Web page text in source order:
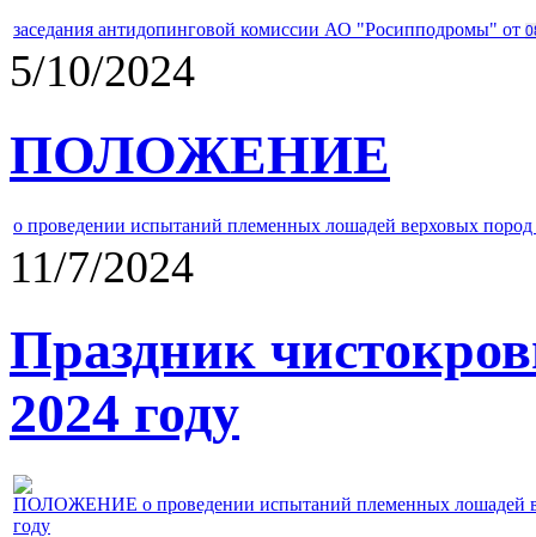
заседания антидопинговой комиссии АО "Росипподромы" от
5/10/2024
ПОЛОЖЕНИЕ
о проведении испытаний племенных лошадей верховых
11/7/2024
Праздник
2024 году
ПОЛОЖЕНИЕ о проведении испытаний племенных лошадей
году